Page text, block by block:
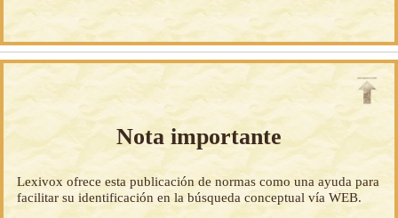
Nota importante
Lexivox ofrece esta publicación de normas como una ayuda para
facilitar su identificación en la búsqueda conceptual vía WEB.